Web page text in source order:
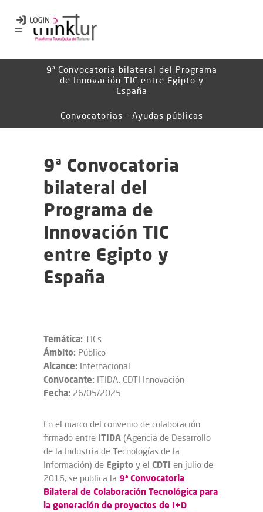
9ª Convocatoria bilateral del Programa
de Innovación TIC entre Egipto y
España
Convocatorias – Ayudas públicas
9ª Convocatoria
bilateral del
Programa de
Innovación TIC
entre Egipto y
España
Temática: TICs
Ámbito: Público
Alcance: Internacional
Convocante: ITIDA, CDTI Innovación
Fecha: 26/05/2025
En el marco del convenio de colaboración
firmado entre ITIDA (Agencia de Desarrollo
de la Industria de Tecnologías de la
Información) de Egipto y el CDTI en julio de
2016, se publica la 9ª Convocatoria
Bilateral de Colaboración Tecnológica para
la generación de proyectos de I+D